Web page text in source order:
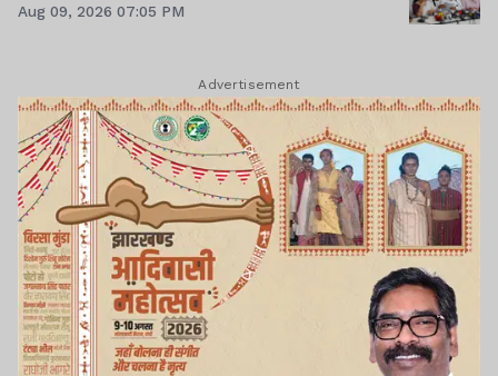
Aug 09, 2026 07:05 PM
Advertisement